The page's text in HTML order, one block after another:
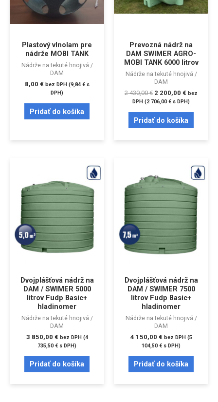
Plastový vlnolam pre
nádrže MOBI TANK
Nádrže na tekuté hnojivá /
DAM
8,00 € bez DPH (9,84 €s
DPH)
Pridať do košíka
Prevozná nádrž na
DAM SWIMER AGRO-
MOBI TANK 6000 litrov
Nádrže na tekuté hnojivá /
DAM
2 430,00€ 2 200,00 € bez
DPH (2 706,00€ s DPH)
Pridať do košíka
Dvojplášťová nádrž na
DAM / SWIMER 5000
litrov Fudp Basic+
hladinomer
Nádrže na tekuté hnojivá /
DAM
3 850,00 € bez DPH (4
735,50€ s DPH)
Pridať do košíka
Dvojplášťová nádrž na
DAM / SWIMER 7500
litrov Fudp Basic+
hladinomer
Nádrže na tekuté hnojivá /
DAM
4 150,00 € bez DPH (5
104,50€ s DPH)
Pridať do košíka